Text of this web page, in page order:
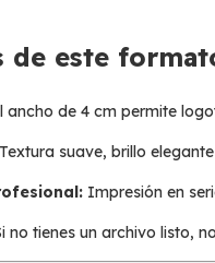
de este
ancho de 4 cm permite
Textura suave, brillo
Impresión en
no tienes un archivo listo,